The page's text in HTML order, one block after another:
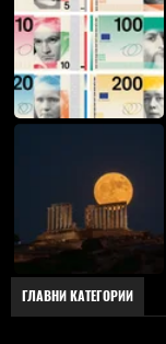
ГЛАВНИ КАТЕГОРИИ